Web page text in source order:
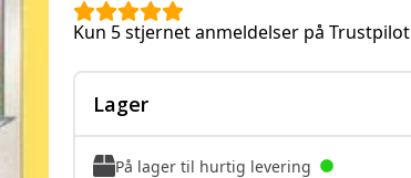
Kun 5 stjernet anmeldelser på Trustpilot
Lager
På lager til hurtig levering